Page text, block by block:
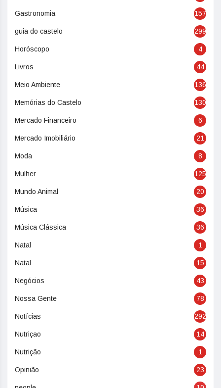
Gastronomia 157
guia do castelo 299
Horóscopo 4
Livros 44
Meio Ambiente 136
Memórias do Castelo 130
Mercado Financeiro 6
Mercado Imobiliário 21
Moda 8
Mulher 125
Mundo Animal 20
Música 36
Música Clássica 36
Natal 1
Natal 15
Negócios 43
Nossa Gente 78
Notícias 292
Nutriçao 14
Nutrição 1
Opinião 23